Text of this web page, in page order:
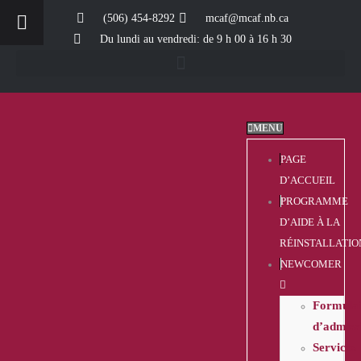
(506) 454-8292
mcaf@mcaf.nb.ca
Du lundi au vendredi: de 9 h 00 à 16 h 30
MENU
PAGE
D’ACCUEIL
PROGRAMME
D’AIDE À LA
NEWCOMER
Services